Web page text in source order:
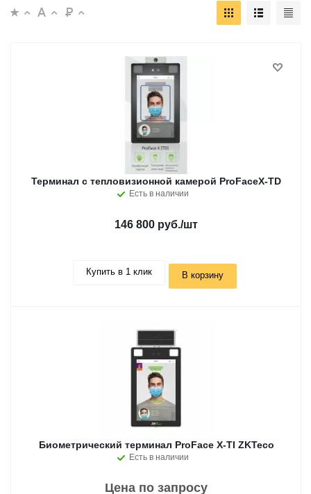
Терминал с тепловизионной камерой ProFaceX-TD
Есть в наличии
146 800 руб./шт
Купить в 1 клик В корзину
Биометрический терминал ProFace X-TI ZKTeco
Есть в наличии
Цена по запросу